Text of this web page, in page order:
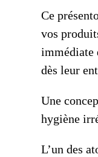
Ce
vos
immédiate
dès leur
Une
hygiène
L’un des